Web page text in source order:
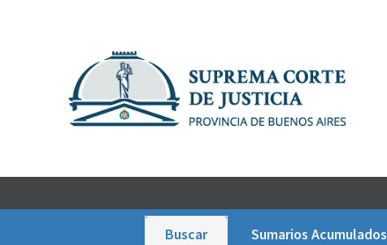
Buscar Sumarios Acumulados